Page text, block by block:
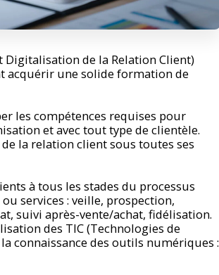
Digitalisation de la Relation Client)
acquérir une solide formation de
les compétences requises pour
et avec tout type de clientèle.
la relation client sous toutes ses
à tous les stades du processus
services : veille, prospection,
suivi après-vente/achat, fidélisation.
des TIC (Technologies de
connaissance des outils numériques :